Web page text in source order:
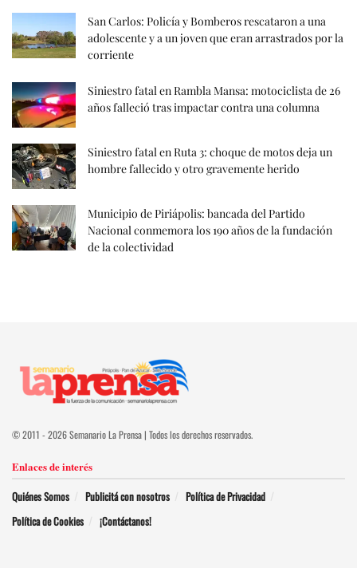
San Carlos: Policía y Bomberos rescataron a una
adolescente y a un joven que eran arrastrados por la
corriente
Siniestro fatal en Rambla Mansa: motociclista de 26
años falleció tras impactar contra una columna
Siniestro fatal en Ruta 3: choque de motos deja un
hombre fallecido y otro gravemente herido
Municipio de Piriápolis: bancada del Partido
Nacional conmemora los 190 años de la fundación
de la colectividad
© 2011 - 2026 Semanario La Prensa | Todos los derechos reservados.
Enlaces de interés
Quiénes Somos Publicitá con nosotros
Política de Privacidad
Política de Cookies
¡Contáctanos!